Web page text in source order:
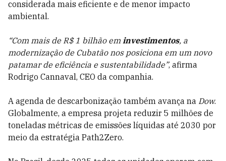
considerada mais eficiente e de menor impacto
ambiental.
“Com mais de R$ 1 bilhão em investimentos, a
modernização de Cubatão nos posiciona em um novo
patamar de eficiência e sustentabilidade”, afirma
Rodrigo Cannaval, CEO da companhia.
A agenda de descarbonização também avança na Dow.
Globalmente, a empresa projeta reduzir 5 milhões de
toneladas métricas de emissões líquidas até 2030 por
meio da estratégia Path2Zero.